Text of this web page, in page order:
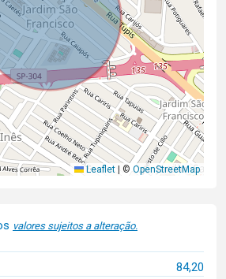
Leaflet | © OpenStreetMap
valores sujeitos a alteração.
84,20